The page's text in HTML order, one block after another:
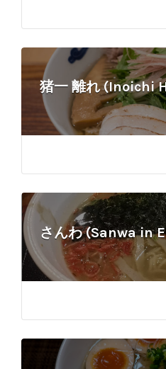
猪一 離れ (Inoichi
さんわ (Sanwa in